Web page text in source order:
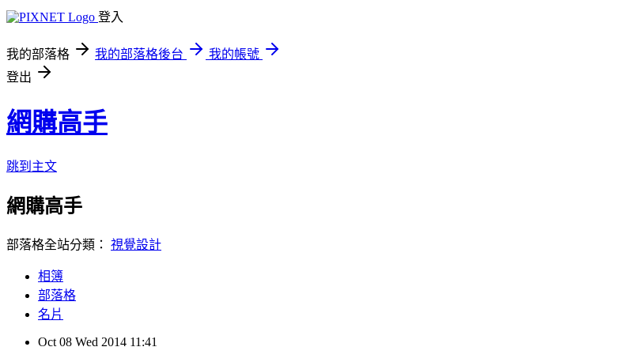
登入
我的部落格 我的部落格後台
我的帳號
登出
網購高手
跳到主文
網購高手
部落格全站分類： 視覺設計
相簿
部落格
名片
Oct 08 Wed 2014 11:41